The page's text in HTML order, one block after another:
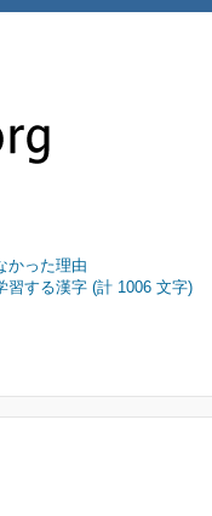
かった理由
習する漢字 (計 1006 文字)